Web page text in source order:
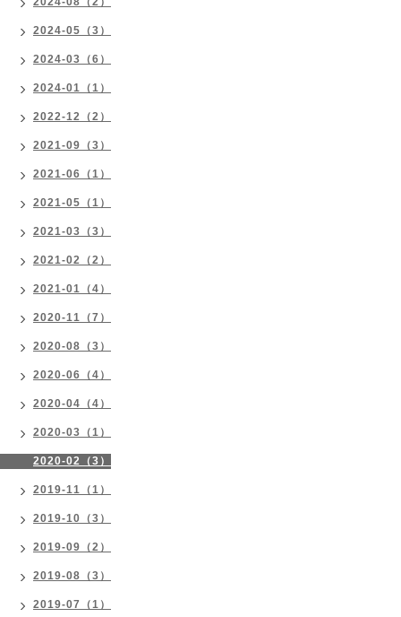
2024-05（3）
2024-03（6）
2024-01（1）
2022-12（2）
2021-09（3）
2021-06（1）
2021-05（1）
2021-03（3）
2021-02（2）
2021-01（4）
2020-11（7）
2020-08（3）
2020-06（4）
2020-04（4）
2020-03（1）
2020-02（3）
2019-11（1）
2019-10（3）
2019-09（2）
2019-08（3）
2019-07（1）